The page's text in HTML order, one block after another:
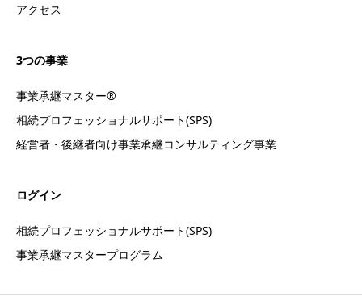
アクセス
3つの事業
事業承継マスター®
相続プロフェッショナルサポート(SPS)
経営者・後継者向け事業承継コンサルティング事業
ログイン
相続プロフェッショナルサポート(SPS)
事業承継マスタープログラム